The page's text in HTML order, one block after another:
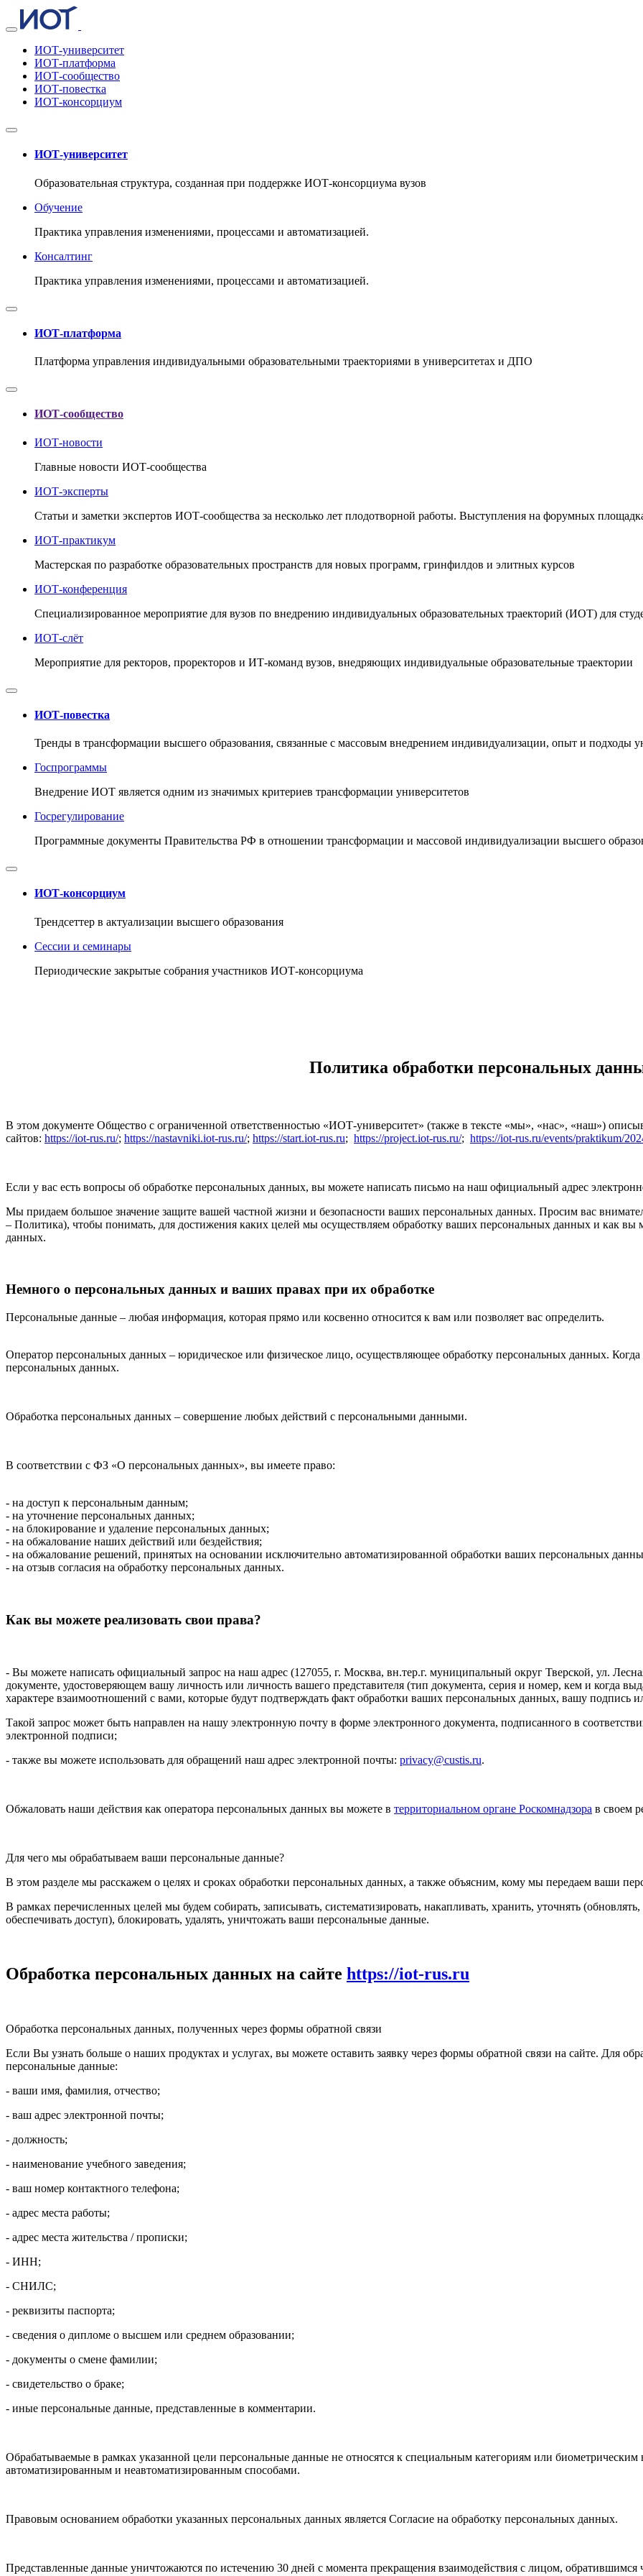
ИОТ-университет
ИОТ-платформа
ИОТ-сообщество
ИОТ-повестка
ИОТ-консорциум
ИОТ-университет
Образовательная структура, созданная при поддержке ИОТ-консорциума вузов
Обучение
Практика управления изменениями, процессами и автоматизацией.
Консалтинг
Практика управления изменениями, процессами и автоматизацией.
ИОТ-платформа
Платформа управления индивидуальными образовательными траекториями в университетах и ДПО
ИОТ-сообщество
ИОТ-новости
Главные новости ИОТ-сообщества
ИОТ-эксперты
Статьи и заметки экспертов ИОТ-сообщества за несколько лет плодотворной работы. Выступления на форумных
ИОТ-практикум
Мастерская по разработке образовательных пространств для новых программ, гринфилдов и элитных курсов
ИОТ-конференция
Cпециализированное мероприятие для вузов по внедрению индивидуальных образовательных траекторий (ИОТ) для
ИОТ-слёт
Мероприятие для ректоров, проректоров и ИТ-команд вузов, внедряющих индивидуальные образовательные траектории
ИОТ-повестка
Тренды в трансформации высшего образования, связанные с массовым внедрением индивидуализации, опыт и подходы
Госпрограммы
Внедрение ИОТ является одним из значимых критериев трансформации университетов
Госрегулирование
Программные документы Правительства РФ в отношении трансформации и массовой индивидуализации высшего
ИОТ-консорциум
Трендсеттер в актуализации высшего образования
Сессии и семинары
Периодические закрытые собрания участников ИОТ-консорциума
Политика обработки персональных
В этом документе Общество с ограниченной ответственностью «ИОТ-университет» (также в тексте «мы», «нас», «наш»)
сайтов: https://iot-rus.ru/; https://nastavniki.iot-rus.ru/; https://start.iot-rus.ru; https://project.iot-rus.ru/; https://iot-rus.ru/events/praktikum/
Если у вас есть вопросы об обработке персональных данных, вы можете написать письмо на наш официальный адрес
Мы придаем большое значение защите вашей частной жизни и безопасности ваших персональных данных. Просим вас
– Политика), чтобы понимать, для достижения каких целей мы осуществляем обработку ваших персональных данных и как вы
данных.
Немного о персональных данных и ваших правах при их обработке
Персональные данные – любая информация, которая прямо или косвенно относится к вам или позволяет вас определить.
Оператор персональных данных – юридическое или физическое лицо, осуществляющее обработку персональных данных.
персональных данных.
Обработка персональных данных – совершение любых действий с персональными данными.
В соответствии с ФЗ «О персональных данных», вы имеете право:
- на доступ к персональным данным;
- на уточнение персональных данных;
- на блокирование и удаление персональных данных;
- на обжалование наших действий или бездействия;
- на обжалование решений, принятых на основании исключительно автоматизированной обработки ваших персональных
- на отзыв согласия на обработку персональных данных.
Как вы можете реализовать свои права?
- Вы можете написать официальный запрос на наш адрес (127055, г. Москва, вн.тер.г. муниципальный округ Тверской, ул.
документе, удостоверяющем вашу личность или личность вашего представителя (тип документа, серия и номер, кем и
характере взаимоотношений с вами, которые будут подтверждать факт обработки ваших персональных данных, вашу подпись
Такой запрос может быть направлен на нашу электронную почту в форме электронного документа, подписанного в
электронной подписи;
- также вы можете использовать для обращений наш адрес электронной почты: privacy@custis.ru.
Обжаловать наши действия как оператора персональных данных вы можете в территориальном органе Роскомнадзора в своем
Для чего мы обрабатываем ваши персональные данные?
В этом разделе мы расскажем о целях и сроках обработки персональных данных, а также объясним, кому мы передаем ваши
В рамках перечисленных целей мы будем собирать, записывать, систематизировать, накапливать, хранить, уточнять (обновлять,
обеспечивать доступ), блокировать, удалять, уничтожать ваши персональные данные.
Обработка персональных данных на сайте https://iot-rus.ru
Обработка персональных данных, полученных через формы обратной связи
Если Вы узнать больше о наших продуктах и услугах, вы можете оставить заявку через формы обратной связи на сайте. Для
персональные данные:
- ваши имя, фамилия, отчество;
- ваш адрес электронной почты;
- должность;
- наименование учебного заведения;
- ваш номер контактного телефона;
- адрес места работы;
- адрес места жительства / прописки;
- ИНН;
- СНИЛС;
- реквизиты паспорта;
- сведения о дипломе о высшем или среднем образовании;
- документы о смене фамилии;
- свидетельство о браке;
- иные персональные данные, представленные в комментарии.
Обрабатываемые в рамках указанной цели персональные данные не относятся к специальным категориям или биометрическим
автоматизированным и неавтоматизированным способами.
Правовым основанием обработки указанных персональных данных является Согласие на обработку персональных данных.
Представленные данные уничтожаются по истечению 30 дней с момента прекращения взаимодействия с лицом, обратившимся